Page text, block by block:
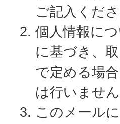
ご記入くださ
個人情報に
に基づき、
で定める場
は行いません
このメール